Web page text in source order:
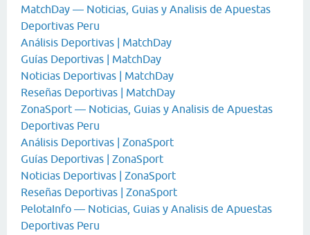
MatchDay — Noticias, Guias y Analisis de Apuestas
Deportivas Peru
Análisis Deportivas | MatchDay
Guías Deportivas | MatchDay
Noticias Deportivas | MatchDay
Reseñas Deportivas | MatchDay
ZonaSport — Noticias, Guias y Analisis de Apuestas
Deportivas Peru
Análisis Deportivas | ZonaSport
Guías Deportivas | ZonaSport
Noticias Deportivas | ZonaSport
Reseñas Deportivas | ZonaSport
PelotaInfo — Noticias, Guias y Analisis de Apuestas
Deportivas Peru